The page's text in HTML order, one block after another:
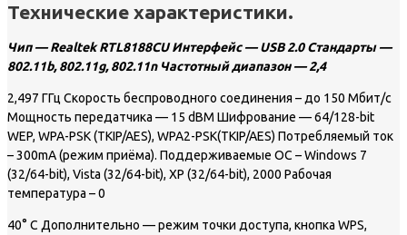
Технические характеристики.
Чип — Realtek RTL8188CU Интерфейс — USB 2.0 Стандарты —
802.11b, 802.11g, 802.11n Частотный диапазон — 2,4
2,497 ГГц Скорость беспроводного соединения – до 150 Мбит/с
Мощность передатчика — 15 dBM Шифрование — 64/128-bit
WEP, WPA-PSK (TKIP/AES), WPA2-PSK(TKIP/AES) Потребляемый ток
– 300mA (режим приёма). Поддерживаемые ОС – Windows 7
(32/64-bit), Vista (32/64-bit), XP (32/64-bit), 2000 Рабочая
температура – 0
40° C Дополнительно — режим точки доступа, кнопка WPS,